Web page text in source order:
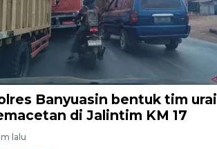
Banyuasin bentuk tim urai
di Jalintim KM 17
lalu